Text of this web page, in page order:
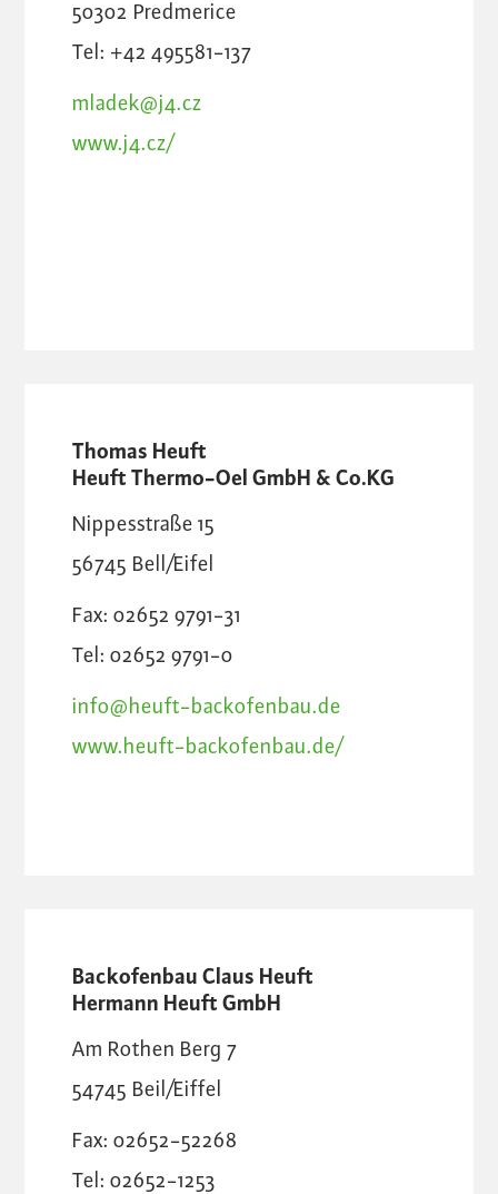
50302 Predmerice
Tel: +42 495581-137
mladek@j4.cz
www.j4.cz/
Thomas Heuft
Heuft Thermo-Oel GmbH & Co.KG
Nippesstraße 15
56745 Bell/Eifel
Fax: 02652 9791-31
Tel: 02652 9791-0
info@heuft-backofenbau.de
www.heuft-backofenbau.de/
Backofenbau Claus Heuft
Hermann Heuft GmbH
Am Rothen Berg 7
54745 Beil/Eiffel
Fax: 02652-52268
Tel: 02652-1253